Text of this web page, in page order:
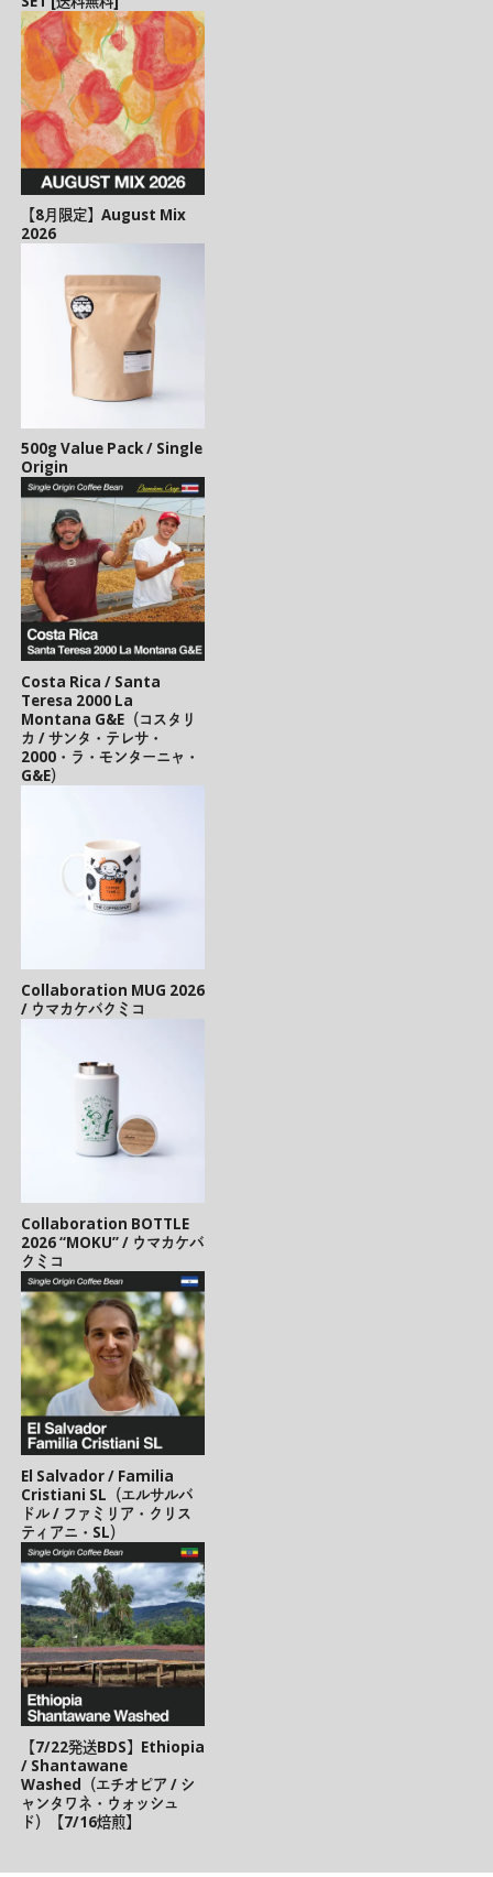
【8月限定】August Mix
2026
500g Value Pack / Single
Origin
Costa Rica / Santa
Teresa 2000 La
Montana G&E（コスタリ
カ / サンタ・テレサ・
2000・ラ・モンターニャ・
G&E）
Collaboration MUG 2026
/ ウマカケバクミコ
Collaboration BOTTLE
2026 “MOKU” / ウマカケバ
クミコ
El Salvador / Familia
Cristiani SL（エルサルバ
ドル / ファミリア・クリス
ティアニ・SL）
【7/22発送BDS】Ethiopia
/ Shantawane
Washed（エチオピア / シ
ャンタワネ・ウォッシュ
ド）【7/16焙煎】